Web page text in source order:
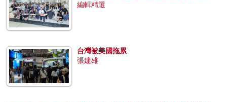
編輯精選
台灣被美國拖累
張建雄